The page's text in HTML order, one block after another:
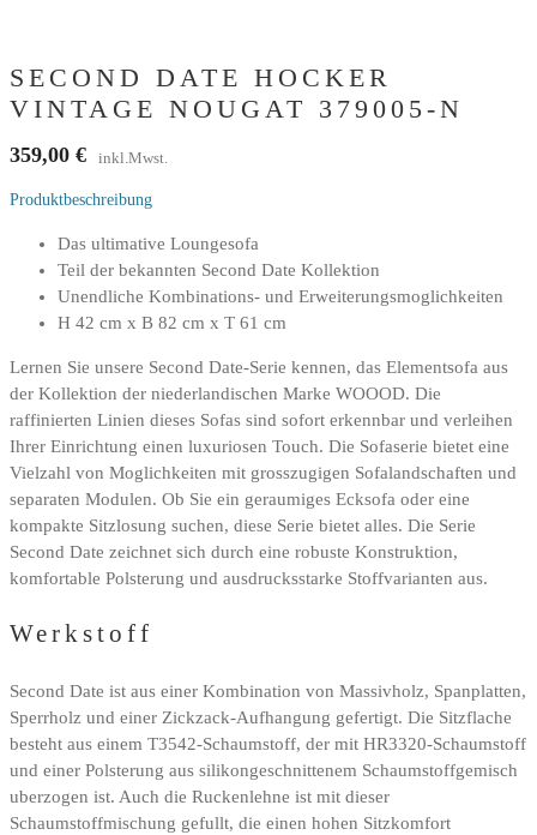
SECOND DATE HOCKER
VINTAGE NOUGAT 379005-N
359,00 € inkl.Mwst.
Produktbeschreibung
Das ultimative Loungesofa
Teil der bekannten Second Date Kollektion
Unendliche Kombinations- und Erweiterungsmoglichkeiten
H 42 cm x B 82 cm x T 61 cm
Lernen Sie unsere Second Date-Serie kennen, das Elementsofa aus
der Kollektion der niederlandischen Marke WOOOD. Die
raffinierten Linien dieses Sofas sind sofort erkennbar und verleihen
Ihrer Einrichtung einen luxuriosen Touch. Die Sofaserie bietet eine
Vielzahl von Moglichkeiten mit grosszugigen Sofalandschaften und
separaten Modulen. Ob Sie ein geraumiges Ecksofa oder eine
kompakte Sitzlosung suchen, diese Serie bietet alles. Die Serie
Second Date zeichnet sich durch eine robuste Konstruktion,
komfortable Polsterung und ausdrucksstarke Stoffvarianten aus.
Werkstoff
Second Date ist aus einer Kombination von Massivholz, Spanplatten,
Sperrholz und einer Zickzack-Aufhangung gefertigt. Die Sitzflache
besteht aus einem T3542-Schaumstoff, der mit HR3320-Schaumstoff
und einer Polsterung aus silikongeschnittenem Schaumstoffgemisch
uberzogen ist. Auch die Ruckenlehne ist mit dieser
Schaumstoffmischung gefullt, die einen hohen Sitzkomfort